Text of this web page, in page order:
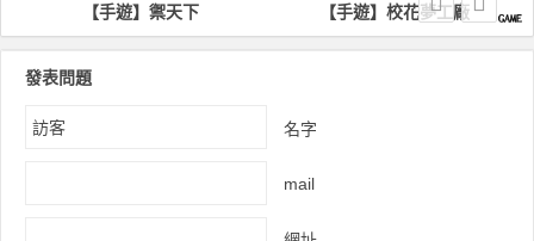
【手遊】校花夢工廠 【手遊】
發表問題
名字
mail